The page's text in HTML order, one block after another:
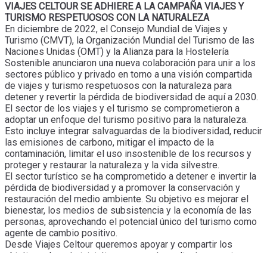
VIAJES CELTOUR SE ADHIERE A LA CAMPAÑA VIAJES Y
TURISMO RESPETUOSOS CON LA NATURALEZA
En diciembre de 2022, el Consejo Mundial de Viajes y
Turismo (CMVT), la Organización Mundial del Turismo de las
Naciones Unidas (OMT) y la Alianza para la Hostelería
Sostenible anunciaron una nueva colaboración para unir a los
sectores público y privado en torno a una visión compartida
de viajes y turismo respetuosos con la naturaleza para
detener y revertir la pérdida de biodiversidad de aquí a 2030.
El sector de los viajes y el turismo se comprometieron a
adoptar un enfoque del turismo positivo para la naturaleza.
Esto incluye integrar salvaguardas de la biodiversidad, reducir
las emisiones de carbono, mitigar el impacto de la
contaminación, limitar el uso insostenible de los recursos y
proteger y restaurar la naturaleza y la vida silvestre.
El sector turístico se ha comprometido a detener e invertir la
pérdida de biodiversidad y a promover la conservación y
restauración del medio ambiente. Su objetivo es mejorar el
bienestar, los medios de subsistencia y la economía de las
personas, aprovechando el potencial único del turismo como
agente de cambio positivo.
Desde Viajes Celtour queremos apoyar y compartir los